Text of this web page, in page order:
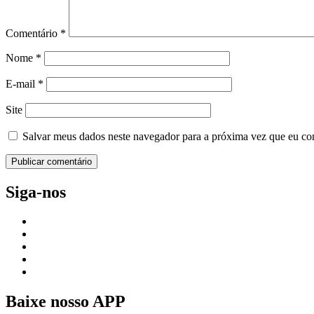
Comentário *
Nome *
E-mail *
Site
Salvar meus dados neste navegador para a próxima vez que eu
Siga-nos
Baixe nosso APP